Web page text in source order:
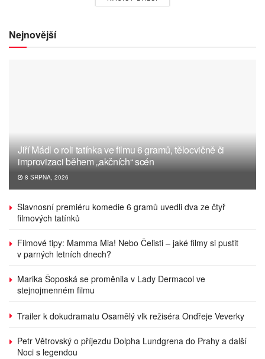
Nejnovější
Jiří Mádl o roli tatínka ve filmu 6 gramů, tělocvičně či
improvizaci během „akčních“ scén
8 SRPNA, 2026
Slavnosní premiéru komedie 6 gramů uvedli dva ze čtyř
filmových tatínků
Filmové tipy: Mamma Mia! Nebo Čelisti – jaké filmy si pustit
v parných letních dnech?
Marika Šoposká se proměnila v Lady Dermacol ve
stejnojmenném filmu
Trailer k dokudramatu Osamělý vlk režiséra Ondřeje Veverky
Petr Větrovský o příjezdu Dolpha Lundgrena do Prahy a další
Noci s legendou